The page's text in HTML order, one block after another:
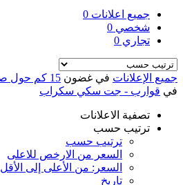
جميع اعلانات 0
شخصي 0
تجاري 0
جميع الإعلانات في غضون 15 كم حول صعدة
في قوارب - جت سكي سكراب
تصفية الاعلانات
ترتيب حسب
ترتيب حسب
السعر من الارخص للاعلى
السعر: من الأعلى إلى الأقل
تاريخ